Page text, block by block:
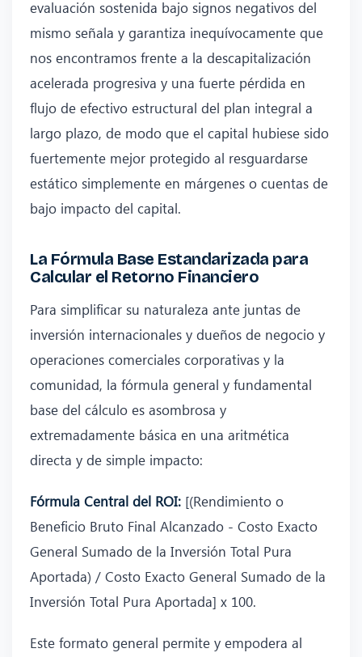
evaluación sostenida bajo signos negativos del
mismo señala y garantiza inequívocamente que
nos encontramos frente a la descapitalización
acelerada progresiva y una fuerte pérdida en
flujo de efectivo estructural del plan integral a
largo plazo, de modo que el capital hubiese sido
fuertemente mejor protegido al resguardarse
estático simplemente en márgenes o cuentas de
bajo impacto del capital.
La Fórmula Base Estandarizada para
Calcular el Retorno Financiero
Para simplificar su naturaleza ante juntas de
inversión internacionales y dueños de negocio y
operaciones comerciales corporativas y la
comunidad, la fórmula general y fundamental
base del cálculo es asombrosa y
extremadamente básica en una aritmética
directa y de simple impacto:
Fórmula Central del ROI: [(Rendimiento o
Beneficio Bruto Final Alcanzado - Costo Exacto
General Sumado de la Inversión Total Pura
Aportada) / Costo Exacto General Sumado de la
Inversión Total Pura Aportada] x 100.
Este formato general permite y empodera al